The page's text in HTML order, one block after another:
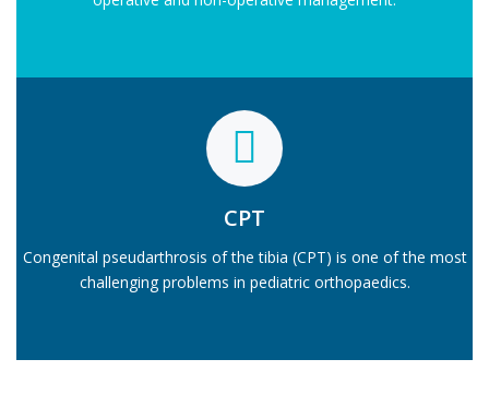
CPT
Congenital pseudarthrosis of the tibia (CPT) is one of the most
challenging problems in pediatric orthopaedics.